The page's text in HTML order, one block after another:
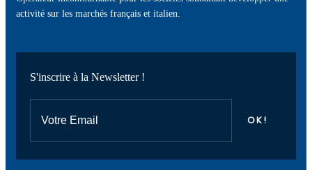
activité sur les marchés français et italien.
S'inscrire à la Newsletter !